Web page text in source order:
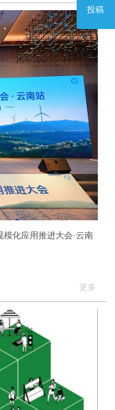
投稿
化应用推进大会·云南
更多